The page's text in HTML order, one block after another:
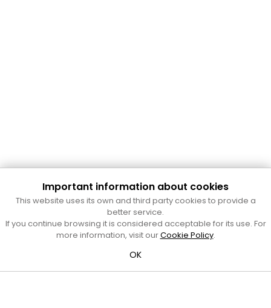
Cultura Mataró
Ajuntament de Mataró
C. de Sant Josep, 9 (Mataró, 08302)
També podeu contactar-nos acultura@ajmataro.cato bé
Important information about cookies
This website uses its own and third party cookies to provide a
better service.
If you continue browsing it is considered acceptable for its use. For
more information, visit ourCookie Policy.
OK